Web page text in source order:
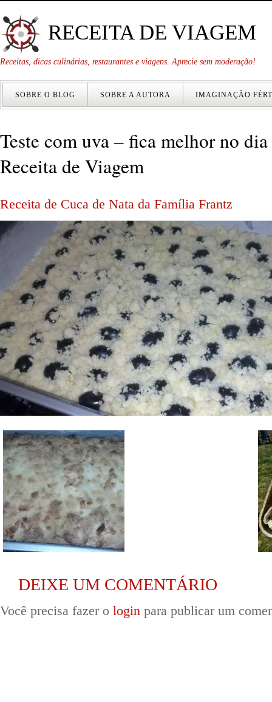
RECEITA DE VIAGEM
Receitas, dicas culinárias, restaurantes e viagens. Aprecie sem moderação!
SOBRE O BLOG SOBRE A AUTORA IMAGINAÇÃO
Teste com uva – fica melhor no
Receita de Viagem
Receita de Cuca de Nata da Família Frantz
DEIXE UM COMENTÁRIO
Você precisa fazer o login para publicar um